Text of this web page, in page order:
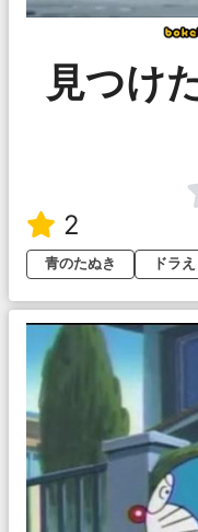
見つけ
2
青のたぬき
ドラ